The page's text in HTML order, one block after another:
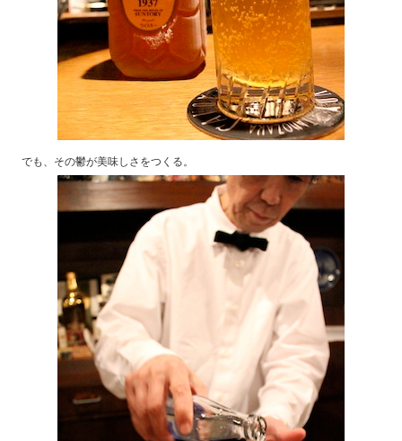
でも、その鬱が美味しさをつくる。